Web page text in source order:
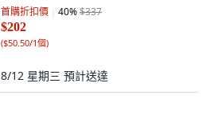
首購折扣價 40%$337
$202
($50.50/1個)
8/12 星期三 預計送達